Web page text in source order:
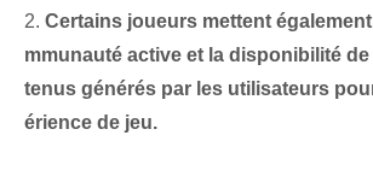
2. Certains joueurs mettent
mmunauté active et la disponibilité
tenus générés par les utilisateurs
érience de jeu.